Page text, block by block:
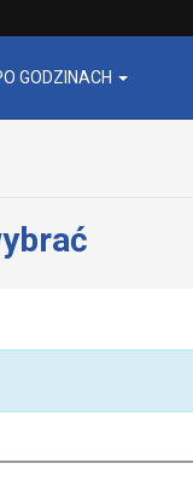
GODZINACH